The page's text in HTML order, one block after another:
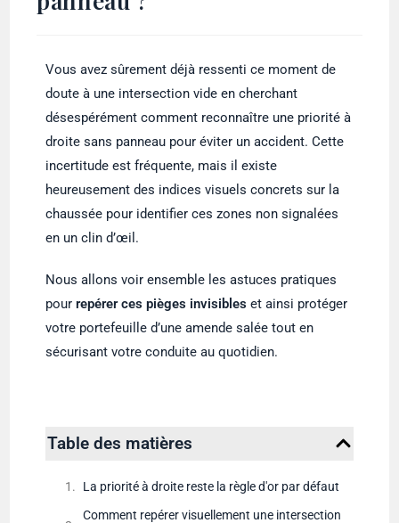
Vous avez sûrement déjà ressenti ce moment de
doute à une intersection vide en cherchant
désespérément comment reconnaître une priorité à
droite sans panneau pour éviter un accident. Cette
incertitude est fréquente, mais il existe
heureusement des indices visuels concrets sur la
chaussée pour identifier ces zones non signalées
en un clin d’œil.
Nous allons voir ensemble les astuces pratiques
pourrepérer ces pièges invisibleset ainsi protéger
votre portefeuille d’une amende salée tout en
sécurisant votre conduite au quotidien.
Table des matières
La priorité à droite reste la règle d'or par défaut
Comment repérer visuellement une intersection